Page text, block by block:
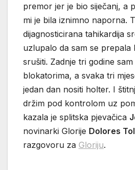
premor jer je bio siječanj, a
mi je bila iznimno naporna.
dijagnosticirana tahikardija
uzlupalo da sam se prepala
srušiti. Zadnje tri godine
blokatorima, a svaka tri
jedan dan nositi holter. I
držim pod kontrolom uz
kazala je splitska pjevačica
novinarki Glorije Dolores
razgovoru za Gloriju.